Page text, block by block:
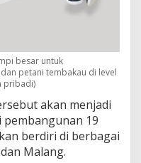
besar untuk
petani tembakau di level
pribadi)
akan menjadi
19
berdiri di berbagai
Malang.